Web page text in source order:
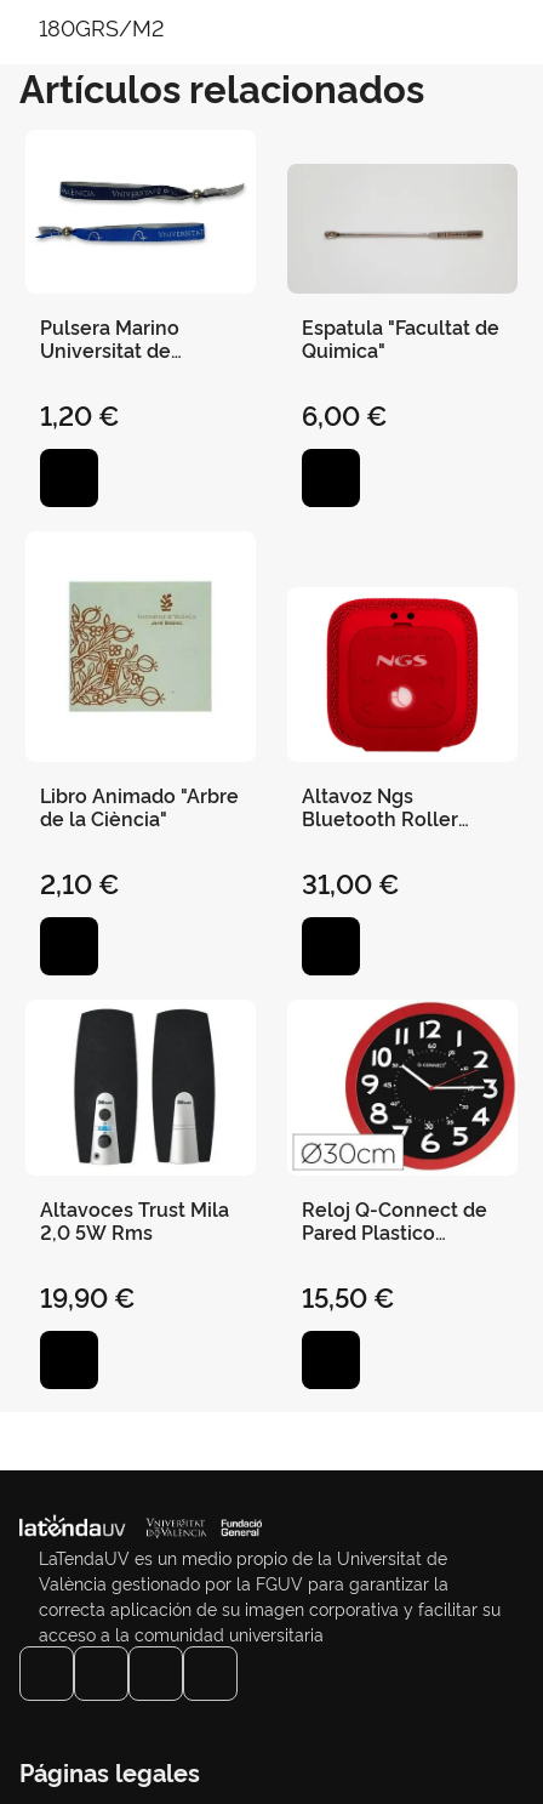
180GRS/M2
Artículos relacionados
Pulsera Marino
Universitat de
1,20 €
Espatula "Facultat de
Quimica"
6,00 €
Libro Animado "Arbre
de la Ciència"
2,10 €
Altavoz Ngs
Bluetooth Roller
Usb Micro Sd Aux In
Color Rojo
31,00 €
Altavoces Trust Mila
2,0 5W Rms
19,90 €
Reloj Q-Connect de
Pared Plastico
Esfera Color Negro
15,50 €
LaTendaUV es un medio propio de la Universitat de
València gestionado por la FGUV para garantizar la
correcta aplicación de su imagen corporativa y facilitar su
acceso a la comunidad universitaria
Páginas legales